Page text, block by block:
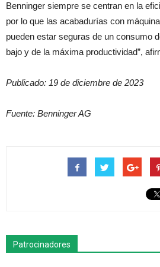
Benninger siempre se centran en la
por lo que las acabadurías con
pueden estar seguras de un consumo
bajo y de la máxima productividad”,
Publicado: 19 de diciembre de 2023
Fuente: Benninger AG
Patrocinadores